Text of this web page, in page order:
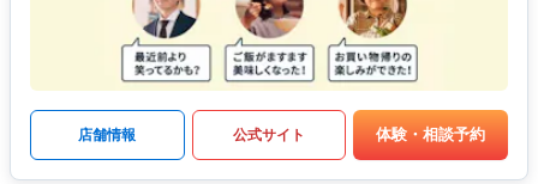
店舗情報 公式サイト 体験・相談予約